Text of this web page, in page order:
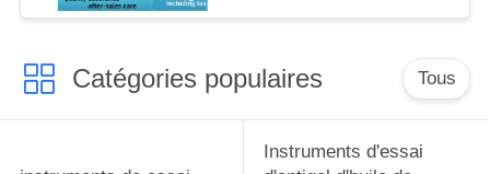
Catégories populaires Tous
Instruments d'essai